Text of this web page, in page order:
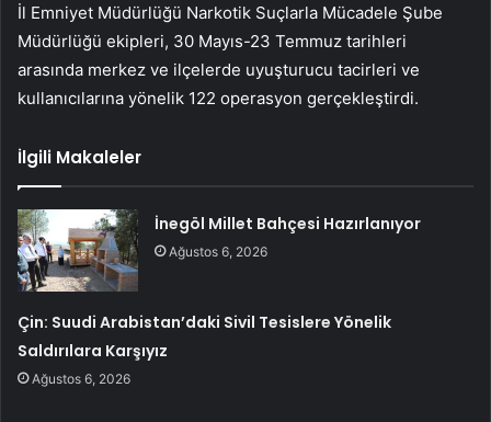
İl Emniyet Müdürlüğü Narkotik Suçlarla Mücadele Şube
Müdürlüğü ekipleri, 30 Mayıs-23 Temmuz tarihleri ​​
arasında merkez ve ilçelerde uyuşturucu tacirleri ve
kullanıcılarına yönelik 122 operasyon gerçekleştirdi.
İlgili Makaleler
İnegöl Millet Bahçesi Hazırlanıyor
Ağustos 6, 2026
Çin: Suudi Arabistan’daki Sivil Tesislere Yönelik
Saldırılara Karşıyız
Ağustos 6, 2026